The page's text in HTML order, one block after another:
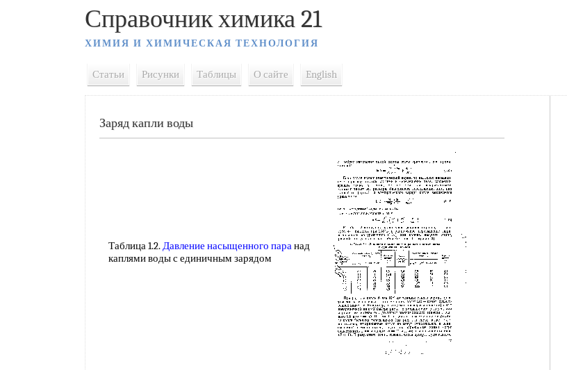
Справочник химика 21
ХИМИЯ И ХИМИЧЕСКАЯ ТЕХНОЛОГИЯ
Статьи Рисунки Таблицы О сайте English
Заряд капли воды
Таблица 1.2.Давление насыщенного паранад
каплями воды с единичным зарядом